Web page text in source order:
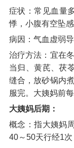
症状：常见血量
悸，小腹有空坠
病因：气血虚弱导
治疗方法：宜在
当归、黄芪、茯
缝合，放砂锅内
服完。大姨妈前
大姨妈后期：
概念：指大姨妈
40～50天行经1次